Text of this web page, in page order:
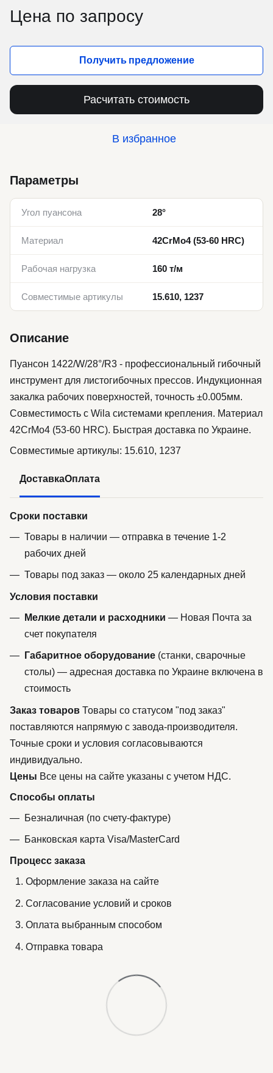
Цена по запросу
Получить предложение
Расчитать стоимость
В избранное
Параметры
Угол пуансона 28°
Материал 42CrMo4 (53-60 HRC)
Рабочая нагрузка 160 т/м
Совместимые артикулы 15.610, 1237
Описание
Пуансон 1422/W/28°/R3 - профессиональный гибочный
инструмент для листогибочных прессов. Индукционная
закалка рабочих поверхностей, точность ±0.005мм.
Совместимость с Wila системами крепления. Материал
42CrMo4 (53-60 HRC). Быстрая доставка по Украине.
Совместимые артикулы: 15.610, 1237
ДоставкаОплата
Сроки поставки
Товары в наличии — отправка в течение 1-2
рабочих дней
Товары под заказ — около 25 календарных дней
Условия поставки
Мелкие детали и расходники — Новая Почта за
счет покупателя
Габаритное оборудование (станки, сварочные
столы) — адресная доставка по Украине включена в
стоимость
Заказ товаров Товары со статусом "под заказ"
поставляются напрямую с завода-производителя.
Точные сроки и условия согласовываются
индивидуально.
Цены Все цены на сайте указаны с учетом НДС.
Способы оплаты
Безналичная (по счету-фактуре)
Банковская карта Visa/MasterCard
Процесс заказа
Оформление заказа на сайте
Согласование условий и сроков
Оплата выбранным способом
Отправка товара